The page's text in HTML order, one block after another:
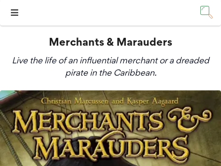
Merchants & Marauders
Live the life of an influential merchant or a dreaded
pirate in the Caribbean.